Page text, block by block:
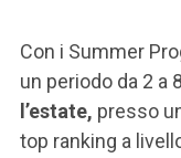
Con i Summer
un periodo da 2 a
l’estate, presso
top ranking a